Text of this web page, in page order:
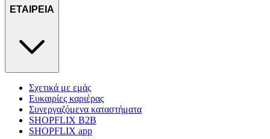
τοποθεσίας μας στους συνεργάτες μέσων κοινωνικής
ΕΤΑΙΡΕΙΑ
Σχετικά με εμάς
Ευκαιρίες καριέρας
Συνεργαζόμενα καταστήματα
SHOPFLIX B2B
SHOPFLIX app